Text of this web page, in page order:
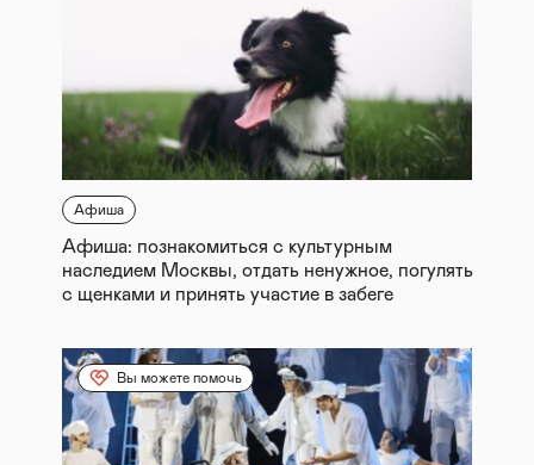
Афиша
Афиша: познакомиться с культурным
наследием Москвы, отдать ненужное, погулять
с щенками и принять участие в забеге
Вы можете помочь